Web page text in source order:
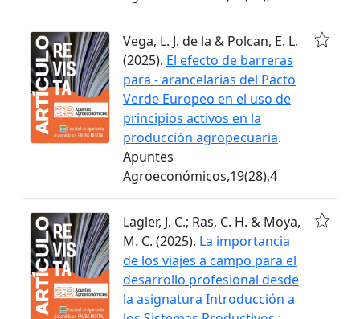
Vega, L. J. de la & Polcan, E. L.
(2025). El efecto de barreras
para - arancelarias del Pacto
Verde Europeo en el uso de
principios activos en la
producción agropecuaria.
Apuntes
Agroeconómicos,19(28),4
Lagler, J. C.; Ras, C. H. & Moya,
M. C. (2025). La importancia
de los viajes a campo para el
desarrollo profesional desde
la asignatura Introducción a